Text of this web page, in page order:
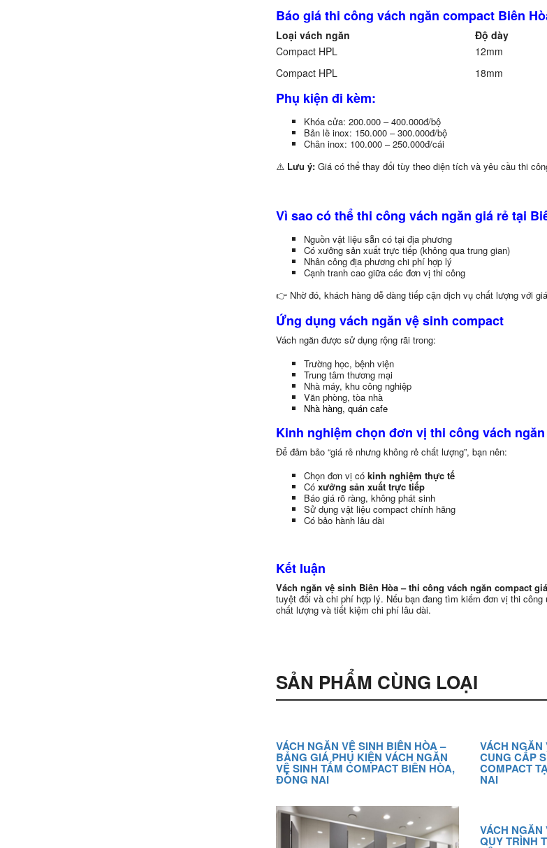
Báo giá thi công vách ngăn compact Biên
Loại vách ngăn Độ dày
Compact HPL
12mm
Compact HPL
18mm
Phụ kiện đi kèm:
Khóa cửa: 200.000 – 400.000đ/bộ
Bản lề inox: 150.000 – 300.000đ/bộ
Chân inox: 100.000 – 250.000đ/cái
⚠️ Lưu ý:Giá có thể thay đổi tùy theo diện tích và yêu cầu thi
Vì sao có thể thi công vách ngăn giá rẻ tại
Nguồn vật liệu sẵn có tại địa phương
Có xưởng sản xuất trực tiếp (không qua trung gian)
Nhân công địa phương chi phí hợp lý
Cạnh tranh cao giữa các đơn vị thi công
👉 Nhờ đó, khách hàng dễ dàng tiếp cận dịch vụ chất lượng với
Ứng dụng vách ngăn vệ sinh compact
Vách ngăn được sử dụng rộng rãi trong:
Trường học, bệnh viện
Trung tâm thương mại
Nhà máy, khu công nghiệp
Văn phòng, tòa nhà
Nhà hàng, quán cafe
Kinh nghiệm chọn đơn vị thi công vách
Để đảm bảo “giá rẻ nhưng không rẻ chất lượng”, bạn nên:
Chọn đơn vị có kinh nghiệm thực tế
Có xưởng sản xuất trực tiếp
Báo giá rõ ràng, không phát sinh
Sử dụng vật liệu compact chính hãng
Có bảo hành lâu dài
Kết luận
Vách ngăn vệ sinh Biên Hòa – thi công vách ngăn compact
tuyệt đối và chi phí hợp lý. Nếu bạn đang tìm kiếm đơn vị thi
chất lượng và tiết kiệm chi phí lâu dài.
SẢN PHẨM CÙNG LOẠI
VÁCH NGĂN VỆ SINH BIÊN HÒA –
BẢNG GIÁ PHỤ KIỆN VÁCH NGĂN
VỆ SINH TẤM COMPACT BIÊN HÒA,
ĐỒNG NAI
VÁCH NGĂN
CUNG CẤP
COMPACT
NAI
VÁCH NGĂN
QUY TRÌNH